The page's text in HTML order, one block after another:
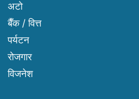
अटो
बैँक / वित्त
पर्यटन
रोजगार
विजनेश